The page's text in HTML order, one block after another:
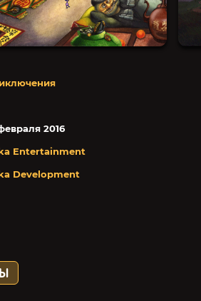
2016
Entertainment
Development